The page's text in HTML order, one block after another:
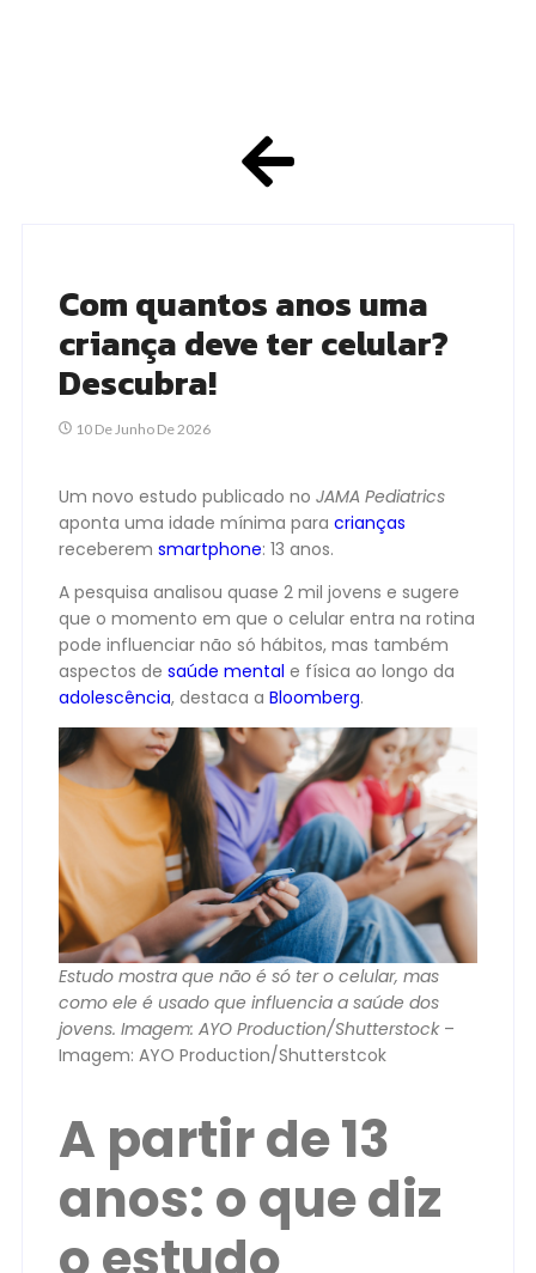
Com quantos anos uma
criança deve ter celular?
Descubra!
10 De Junho De 2026
Um novo estudo publicado no JAMA Pediatrics
aponta uma idade mínima para crianças
receberem smartphone: 13 anos.
A pesquisa analisou quase 2 mil jovens e sugere
que o momento em que o celular entra na rotina
pode influenciar não só hábitos, mas também
aspectos de saúde mental e física ao longo da
adolescência, destaca a Bloomberg.
Estudo mostra que não é só ter o celular, mas
como ele é usado que influencia a saúde dos
jovens. Imagem: AYO Production/Shutterstock–
Imagem: AYO Production/Shutterstcok
A partir de 13
anos: o que diz